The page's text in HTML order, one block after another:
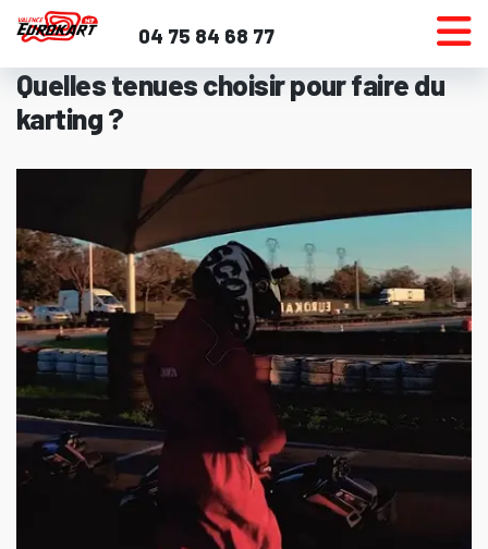
Aller
au
04 75 84 68 77
Quelles tenues choisir pour faire du
karting ?